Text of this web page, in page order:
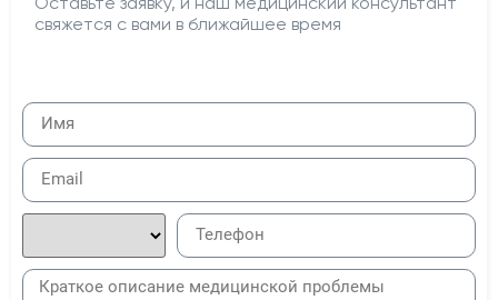
свяжется с вами в ближайшее время